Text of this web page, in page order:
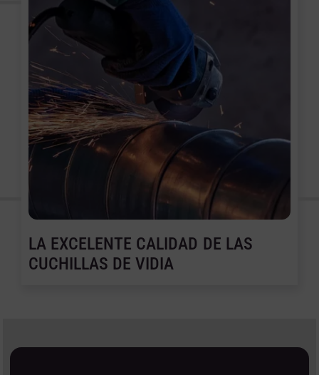
LA EXCELENTE CALIDAD DE LAS
CUCHILLAS DE VIDIA